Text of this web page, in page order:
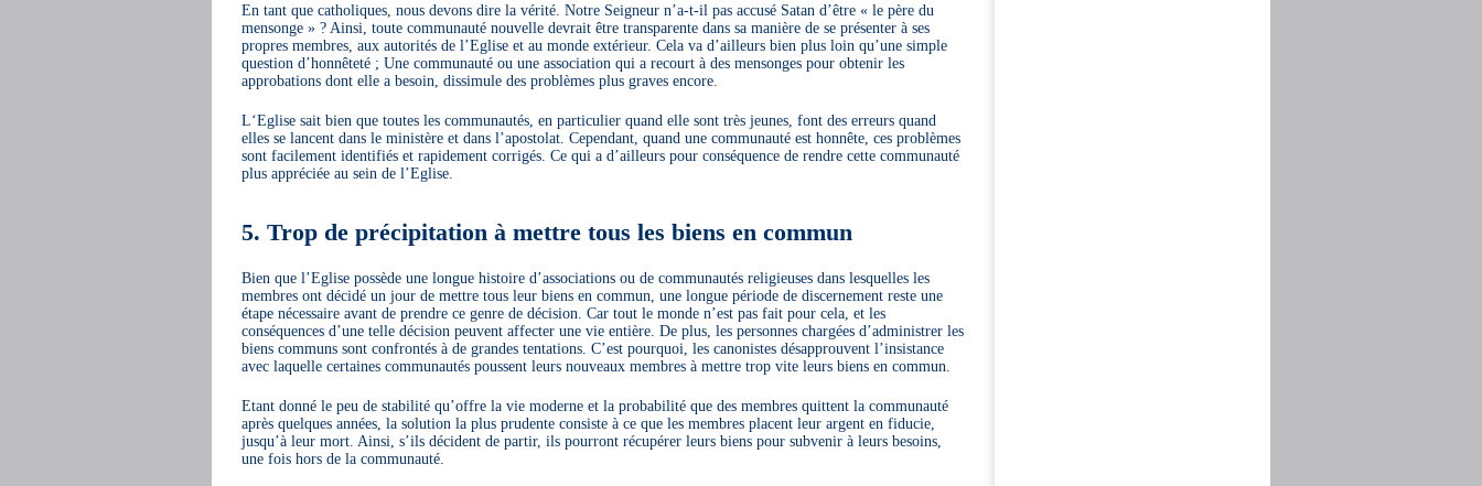
En tant que catholiques, nous devons dire la vérité. Notre Seigneur n’a-t-il pas accusé Satan d’être « le père du
mensonge » ? Ainsi, toute communauté nouvelle devrait être transparente dans sa manière de se présenter à ses
propres membres, aux autorités de l’Eglise et au monde extérieur. Cela va d’ailleurs bien plus loin qu’une simple
question d’honnêteté ; Une communauté ou une association qui a recourt à des mensonges pour obtenir les
approbations dont elle a besoin, dissimule des problèmes plus graves encore.
L‘Eglise sait bien que toutes les communautés, en particulier quand elle sont très jeunes, font des erreurs quand
elles se lancent dans le ministère et dans l’apostolat. Cependant, quand une communauté est honnête, ces problèmes
sont facilement identifiés et rapidement corrigés. Ce qui a d’ailleurs pour conséquence de rendre cette communauté
plus appréciée au sein de l’Eglise.
5. Trop de précipitation à mettre tous les biens en commun
Bien que l’Eglise possède une longue histoire d’associations ou de communautés religieuses dans lesquelles les
membres ont décidé un jour de mettre tous leur biens en commun, une longue période de discernement reste une
étape nécessaire avant de prendre ce genre de décision. Car tout le monde n’est pas fait pour cela, et les
conséquences d’une telle décision peuvent affecter une vie entière. De plus, les personnes chargées d’administrer les
biens communs sont confrontés à de grandes tentations. C’est pourquoi, les canonistes désapprouvent l’insistance
avec laquelle certaines communautés poussent leurs nouveaux membres à mettre trop vite leurs biens en commun.
Etant donné le peu de stabilité qu’offre la vie moderne et la probabilité que des membres quittent la communauté
après quelques années, la solution la plus prudente consiste à ce que les membres placent leur argent en fiducie,
jusqu’à leur mort. Ainsi, s’ils décident de partir, ils pourront récupérer leurs biens pour subvenir à leurs besoins,
une fois hors de la communauté.